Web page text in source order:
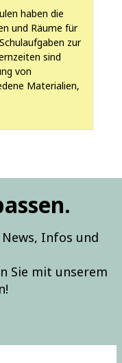
haben die
und Räume für
zur
sind
von
Materialien,
Infos und
Sie mit unserem